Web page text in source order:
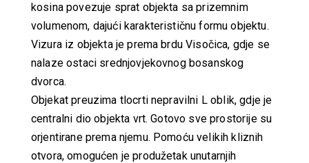
kosina povezuje sprat objekta sa prizemnim
volumenom, dajući karakterističnu formu objektu.
Vizura iz objekta je prema brdu Visočica, gdje se
nalaze ostaci srednjovjekovnog bosanskog
dvorca.
Objekat preuzima tlocrti nepravilni L oblik, gdje je
centralni dio objekta vrt. Gotovo sve prostorije su
orjentirane prema njemu. Pomoću velikih kliznih
otvora, omogućen je produžetak unutarnjih